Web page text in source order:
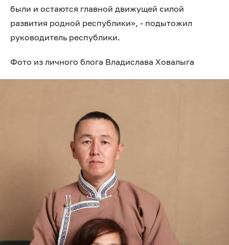
были и остаются главной движущей силой
развития родной республики», - подытожил
руководитель республики.
Фото из личного блога Владислава Ховалыга